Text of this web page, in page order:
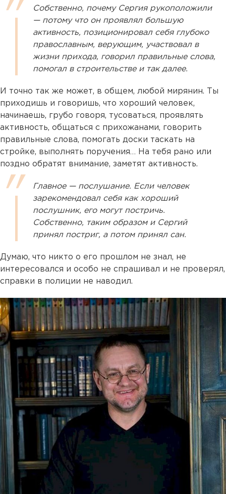
Собственно, почему Сергия рукоположили
— потому что он проявлял большую
активность, позиционировал себя глубоко
православным, верующим, участвовал в
жизни прихода, говорил правильные слова,
помогал в строительстве и так далее.
И точно так же может, в общем, любой мирянин. Ты
приходишь и говоришь, что хороший человек,
начинаешь, грубо говоря, тусоваться, проявлять
активность, общаться с прихожанами, говорить
правильные слова, помогать доски таскать на
стройке, выполнять поручения… На тебя рано или
поздно обратят внимание, заметят активность.
Главное — послушание. Если человек
зарекомендовал себя как хороший
послушник, его могут постричь.
Собственно, таким образом и Сергий
принял постриг, а потом принял сан.
Думаю, что никто о его прошлом не знал, не
интересовался и особо не спрашивал и не проверял,
справки в полиции не наводил.